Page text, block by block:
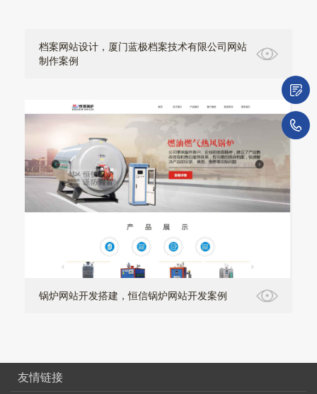
档案网站设计，厦门蓝极档案技术有限公司网站
制作案例
锅炉网站开发搭建，恒信锅炉网站开发案例
友情链接